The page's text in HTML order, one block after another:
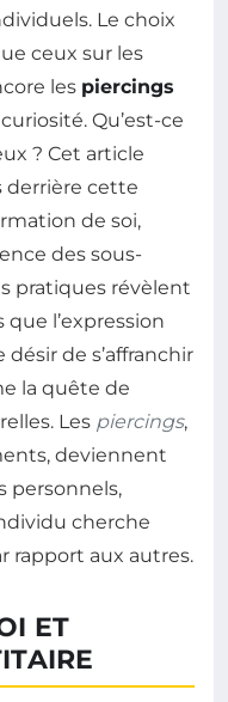
Le choix
ceux sur les
les piercings
Qu’est-ce
? Cet article
derrière cette
de soi,
des sous-
pratiques révèlent
l’expression
de s’affranchir
la quête de
Les piercings,
deviennent
personnels,
cherche
rapport aux autres.
ET